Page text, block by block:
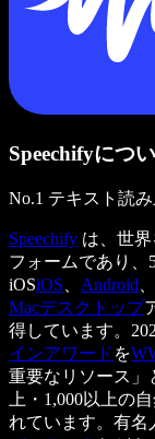
Speechifyにつ
No.1 テキスト読
Speechify は、世
フォームであり、
iOSiOS Android
Macデスクトップ
得しています。
インアワード を
重要なリソース」
上・1,000以上の
れています。有名